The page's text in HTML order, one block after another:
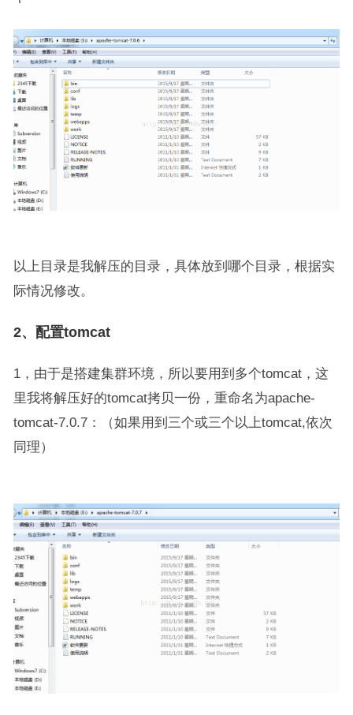
以上目录是我解压的目录，具体放到哪个目录，根据实
际情况修改。
2、配置tomcat
1，由于是搭建集群环境，所以要用到多个tomcat，这
里我将解压好的tomcat拷贝一份，重命名为apache-
tomcat-7.0.7：（如果用到三个或三个以上tomcat,依次
同理）